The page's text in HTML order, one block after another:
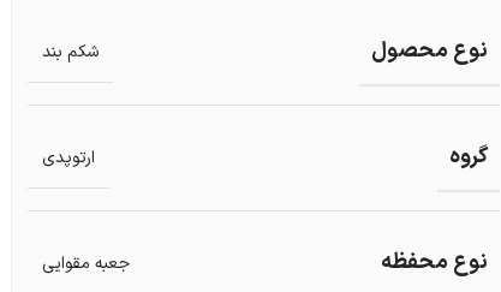
نوع محصول شکم بند
گروه ارتوپدی
نوع محفظه جعبه مقوایی